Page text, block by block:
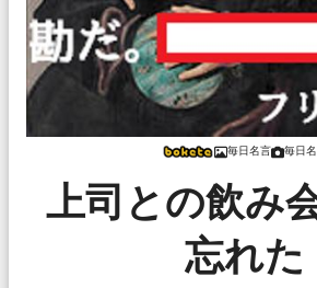
毎日名言 毎日
上司との飲み
忘れた